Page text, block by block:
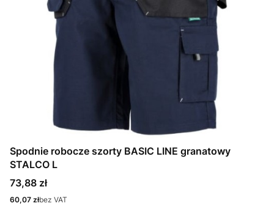
Spodnie robocze szorty BASIC LINE granatowy
STALCO L
Cena
73,88 zł
Cena
60,07 złbez VAT